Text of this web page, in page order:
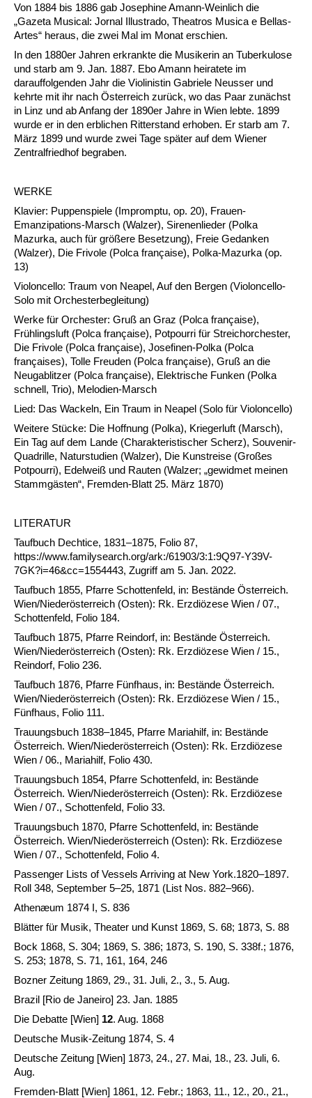
Von 1884 bis 1886 gab Josephine Amann-Weinlich die
„Gazeta Musical: Jornal Illustrado, Theatros Musica e Bellas-
Artes“ heraus, die zwei Mal im Monat erschien.
In den 1880er Jahren erkrankte die Musikerin an Tuberkulose
und starb am 9. Jan. 1887. Ebo Amann heiratete im
darauffolgenden Jahr die Violinistin Gabriele Neusser und
kehrte mit ihr nach Österreich zurück, wo das Paar zunächst
in Linz und ab Anfang der 1890er Jahre in Wien lebte. 1899
wurde er in den erblichen Ritterstand erhoben. Er starb am 7.
März 1899 und wurde zwei Tage später auf dem Wiener
Zentralfriedhof begraben.
WERKE
Klavier: Puppenspiele (Impromptu, op. 20), Frauen-
Emanzipations-Marsch (Walzer), Sirenenlieder (Polka
Mazurka, auch für größere Besetzung), Freie Gedanken
(Walzer), Die Frivole (Polca française), Polka-Mazurka (op.
13)
Violoncello: Traum von Neapel, Auf den Bergen (Violoncello-
Solo mit Orchesterbegleitung)
Werke für Orchester: Gruß an Graz (Polca française),
Frühlingsluft (Polca française), Potpourri für Streichorchester,
Die Frivole (Polca française), Josefinen-Polka (Polca
françaises), Tolle Freuden (Polca française), Gruß an die
Neugablitzer (Polca française), Elektrische Funken (Polka
schnell, Trio), Melodien-Marsch
Lied: Das Wackeln, Ein Traum in Neapel (Solo für Violoncello)
Weitere Stücke: Die Hoffnung (Polka), Kriegerluft (Marsch),
Ein Tag auf dem Lande (Charakteristischer Scherz), Souvenir-
Quadrille, Naturstudien (Walzer), Die Kunstreise (Großes
Potpourri), Edelweiß und Rauten (Walzer; „gewidmet meinen
Stammgästen“, Fremden-Blatt 25. März 1870)
LITERATUR
Taufbuch Dechtice, 1831–1875, Folio 87,
https://www.familysearch.org/ark:/61903/3:1:9Q97-Y39V-
7GK?i=46&cc=1554443, Zugriff am 5. Jan. 2022.
Taufbuch 1855, Pfarre Schottenfeld, in: Bestände Österreich.
Wien/Niederösterreich (Osten): Rk. Erzdiözese Wien / 07.,
Schottenfeld, Folio 184.
Taufbuch 1875, Pfarre Reindorf, in: Bestände Österreich.
Wien/Niederösterreich (Osten): Rk. Erzdiözese Wien / 15.,
Reindorf, Folio 236.
Taufbuch 1876, Pfarre Fünfhaus, in: Bestände Österreich.
Wien/Niederösterreich (Osten): Rk. Erzdiözese Wien / 15.,
Fünfhaus, Folio 111.
Trauungsbuch 1838–1845, Pfarre Mariahilf, in: Bestände
Österreich. Wien/Niederösterreich (Osten): Rk. Erzdiözese
Wien / 06., Mariahilf, Folio 430.
Trauungsbuch 1854, Pfarre Schottenfeld, in: Bestände
Österreich. Wien/Niederösterreich (Osten): Rk. Erzdiözese
Wien / 07., Schottenfeld, Folio 33.
Trauungsbuch 1870, Pfarre Schottenfeld, in: Bestände
Österreich. Wien/Niederösterreich (Osten): Rk. Erzdiözese
Wien / 07., Schottenfeld, Folio 4.
Passenger Lists of Vessels Arriving at New York.1820–1897.
Roll 348, September 5–25, 1871 (List Nos. 882–966).
Athenæum 1874 I, S. 836
Blätter für Musik, Theater und Kunst 1869, S. 68; 1873, S. 88
Bock 1868, S. 304; 1869, S. 386; 1873, S. 190, S. 338f.; 1876,
S. 253; 1878, S. 71, 161, 164, 246
Bozner Zeitung 1869, 29., 31. Juli, 2., 3., 5. Aug.
Brazil [Rio de Janeiro] 23. Jan. 1885
Die Debatte [Wien] 12. Aug. 1868
Deutsche Musik-Zeitung 1874, S. 4
Deutsche Zeitung [Wien] 1873, 24., 27. Mai, 18., 23. Juli, 6.
Aug.
Fremden-Blatt [Wien] 1861, 12. Febr.; 1863, 11., 12., 20., 21.,